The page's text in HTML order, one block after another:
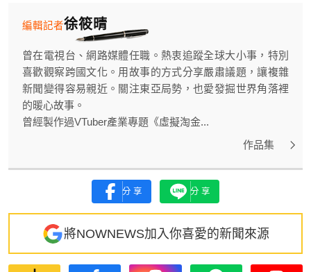
徐筱晴
編輯記者
曾在電視台、網路媒體任職。熱衷追蹤全球大小事，特別
喜歡觀察跨國文化。用故事的方式分享嚴肅議題，讓複雜
新聞變得容易親近。關注東亞局勢，也愛發掘世界角落裡
的暖心故事。
曾經製作過VTuber產業專題《虛擬淘金...
作品集
分享 分享
將NOWNEWS加入你喜愛的新聞來源